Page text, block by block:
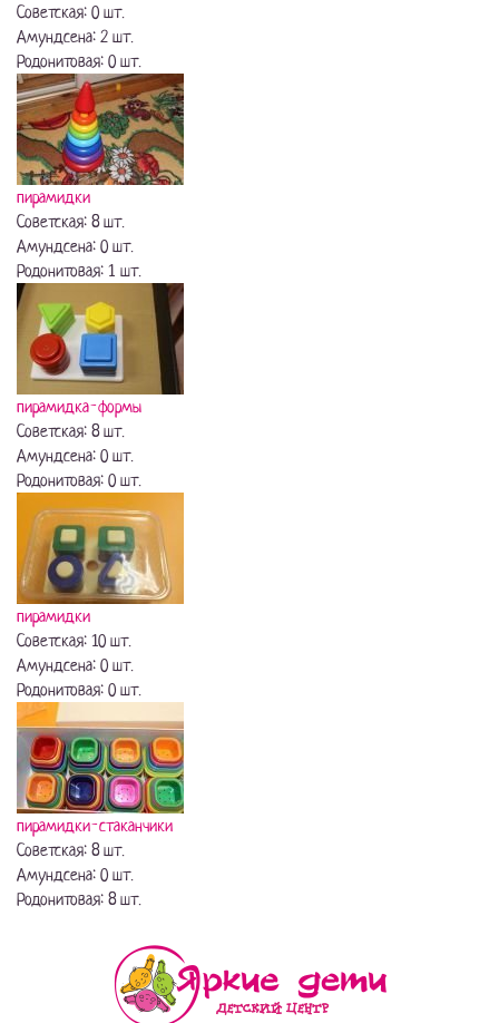
Советская: 0 шт.
Амундсена: 2 шт.
Родонитовая: 0 шт.
пирамидки
Советская: 8 шт.
Амундсена: 0 шт.
Родонитовая: 1 шт.
пирамидка-формы
Советская: 8 шт.
Амундсена: 0 шт.
Родонитовая: 0 шт.
пирамидки
Советская: 10 шт.
Амундсена: 0 шт.
Родонитовая: 0 шт.
пирамидки-стаканчики
Советская: 8 шт.
Амундсена: 0 шт.
Родонитовая: 8 шт.